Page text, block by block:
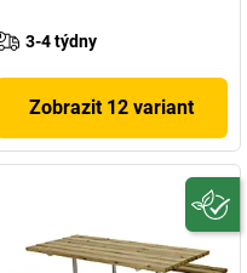
3-4 týdny
Zobrazit 12 variant